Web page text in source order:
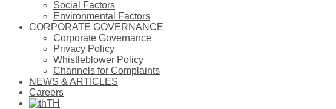
Social Factors
Environmental Factors
CORPORATE GOVERNANCE
Corporate Governance
Privacy Policy
Whistleblower Policy
Channels for Complaints
NEWS & ARTICLES
Careers
TH